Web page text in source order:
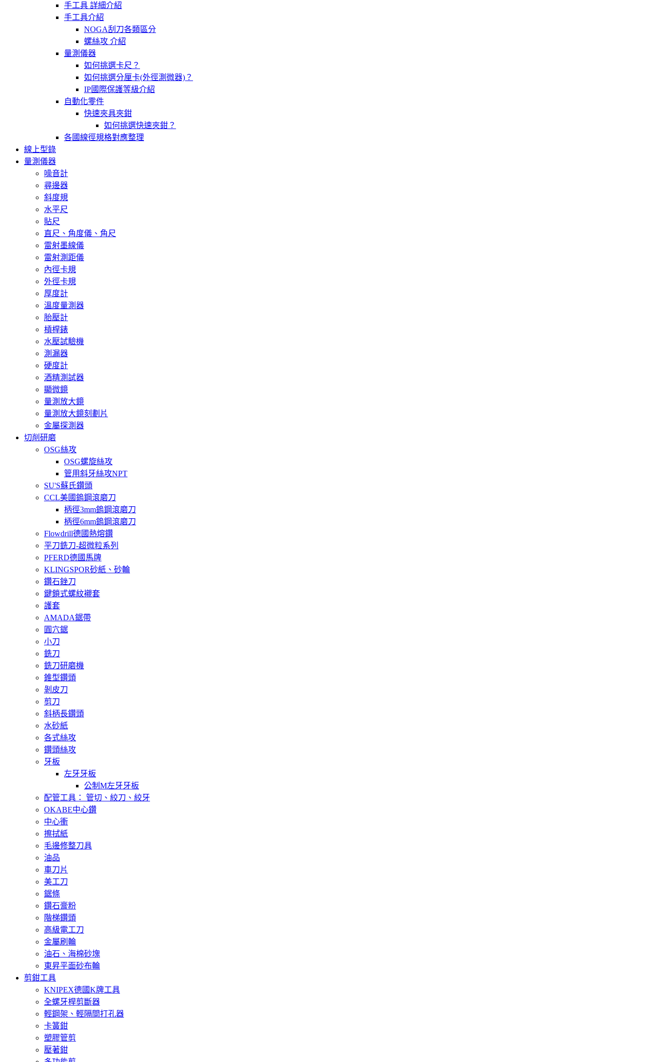
手工具 詳細介紹
手工具介紹
NOGA刮刀各類區分
螺絲攻 介紹
量測儀器
如何挑選卡尺？
如何挑選分厘卡(外徑測微器)？
IP國際保護等級介紹
自動化零件
快速夾具夾鉗
如何挑選快速夾鉗？
各國線徑規格對應整理
線上型錄
量測儀器
噪音計
尋邊器
斜度規
水平尺
貼尺
直尺、角度儀、角尺
雷射墨線儀
雷射測距儀
內徑卡規
外徑卡規
厚度計
溫度量測器
胎壓計
槓桿錶
水壓試驗機
測漏器
硬度計
酒精測試器
顯微鏡
量測放大鏡
量測放大鏡刻劃片
金屬探測器
切削研磨
OSG絲攻
OSG螺旋絲攻
管用斜牙絲攻NPT
SU'S蘇氏鑽頭
CCL美國鎢鋼滾磨刀
柄徑3mm鎢鋼滾磨刀
柄徑6mm鎢鋼滾磨刀
Flowdrill德國熱熔鑽
平刀銑刀-超微粒系列
PFERD德國馬牌
KLINGSPOR砂紙、砂輪
鑽石銼刀
鍵鎖式螺紋襯套
護套
AMADA鋸帶
圓穴鋸
小刀
銑刀
銑刀研磨機
錐型鑽頭
剝皮刀
剪刀
斜柄長鑽頭
水砂紙
各式絲攻
鑽頭絲攻
牙板
左牙牙板
公制M左牙牙板
配管工具： 管切、絞刀、絞牙
OKABE中心鑽
中心衝
擦拭紙
毛邊修整刀具
油品
車刀片
美工刀
鋸條
鑽石膏粉
階梯鑽頭
高級電工刀
金屬刷輪
油石、海棉砂塊
東昇平面砂布輪
剪鉗工具
KNIPEX德國K牌工具
全螺牙桿剪斷器
輕鋼架、輕隔間打孔器
卡簧鉗
塑膠管剪
壓著鉗